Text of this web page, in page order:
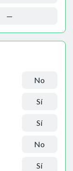
—
No
Sí
Sí
No
Sí